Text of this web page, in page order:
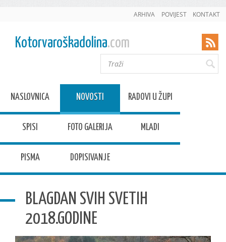
ARHIVA POVIJEST KONTAKT
Kotorvaroškadolina.com
NASLOVNICA NOVOSTI RADOVI U ŽUPI
SPISI FOTO GALERIJA MLADI
PISMA DOPISIVANJE
BLAGDAN SVIH SVETIH
2018.GODINE
Datum:4.11.2018.